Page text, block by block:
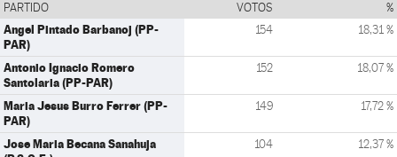
PARTIDO VOTOS %
Angel Pintado Barbanoj (PP-
PAR)
154 18,31 %
Antonio Ignacio Romero
Santolaria (PP-PAR)
152 18,07 %
Maria Jesus Burro Ferrer (PP-
PAR)
149 17,72 %
Jose Maria Becana Sanahuja
104 12,37 %